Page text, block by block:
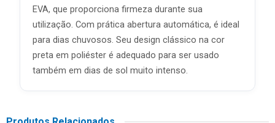
EVA, que proporciona firmeza durante sua
utilização. Com prática abertura automática, é ideal
para dias chuvosos. Seu design clássico na cor
preta em poliéster é adequado para ser usado
também em dias de sol muito intenso.